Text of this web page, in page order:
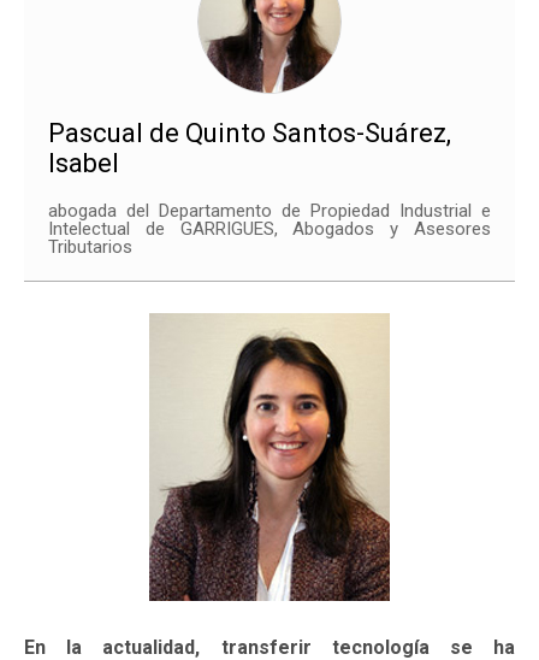
Pascual de Quinto Santos-Suárez,
Isabel
abogada del Departamento de Propiedad Industrial e
Intelectual de GARRIGUES, Abogados y Asesores
Tributarios
En la actualidad, transferir tecnología se ha